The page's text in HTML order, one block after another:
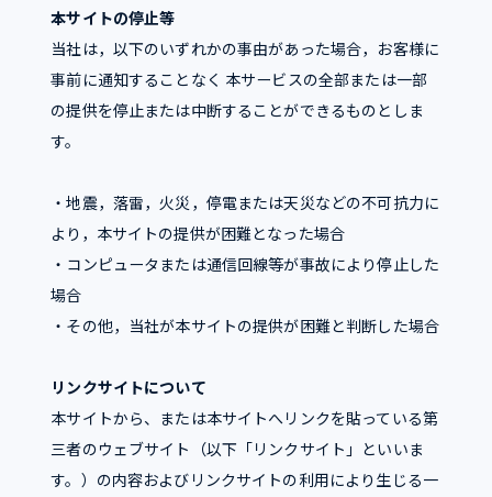
本サイトの停止等
当社は，以下のいずれかの事由があった場合，お客様に
事前に通知することなく 本サービスの全部または一部
の提供を停止または中断することができるものとしま
す。
・地震，落雷，火災，停電または天災などの不可抗力に
より，本サイトの提供が困難となった場合
・コンピュータまたは通信回線等が事故により停止した
場合
・その他，当社が本サイトの提供が困難と判断した場合
リンクサイトについて
本サイトから、または本サイトへリンクを貼っている第
三者のウェブサイト（以下「リンクサイト」といいま
す。）の内容およびリンクサイトの利用により生じる一